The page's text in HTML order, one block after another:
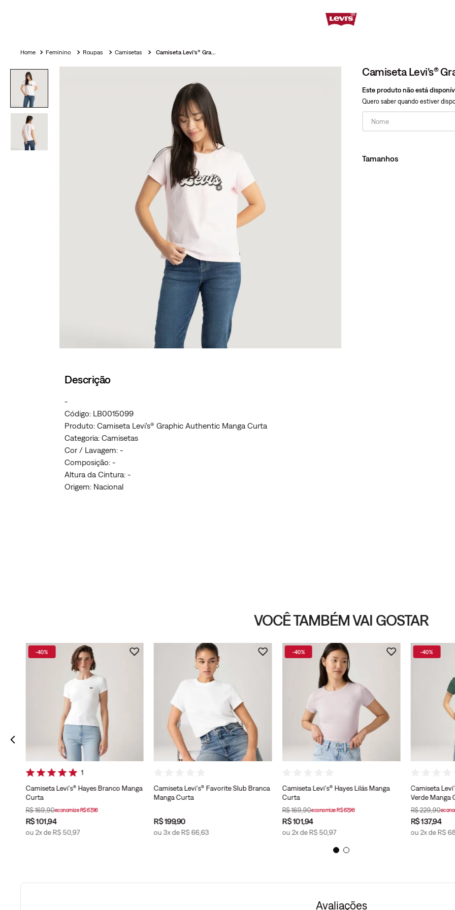
Feminino Roupas Camisetas Camiseta Levi's® Graphic Authentic Manga Curta
Camiseta Levi's®
Este produto não está
Quero saber quando estiver
Tamanhos
Descrição
-
Código: LB0015099
Produto: Camiseta Levi's® Graphic Authentic Manga Curta
Categoria: Camisetas
Cor / Lavagem: -
Composição: -
Altura da Cintura: -
Origem: Nacional
VOCÊ TAMBÉM VAI GOSTAR
-40%
1
Camiseta Levi's® Hayes Branco Manga
Curta
R$ 169,90economizeR$67,96
R$101,94
ou 2x deR$ 50,97
Camiseta Levi's® Favorite Slub Branca
Manga Curta
R$199,90
ou 3x deR$ 66,63
-40%
Camiseta Levi's® Hayes Lilás Manga
Curta
R$ 169,90economizeR$67,96
R$101,94
ou 2x deR$ 50,97
-40%
Camiseta
Verde Manga
R$ 229,90
R$137,94
ou 2x deR$
Avaliações